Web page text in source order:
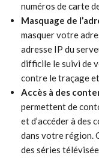
numéros de carte
Masquage de
masquer votre
adresse IP du
difficile le suivi de
contre le traçage
Accès à des
permettent de
et d’accéder à des
dans votre région.
des séries